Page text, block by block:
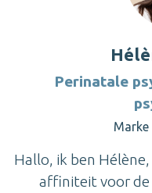
Perinatale
Hallo, ik ben
affiniteit voor de